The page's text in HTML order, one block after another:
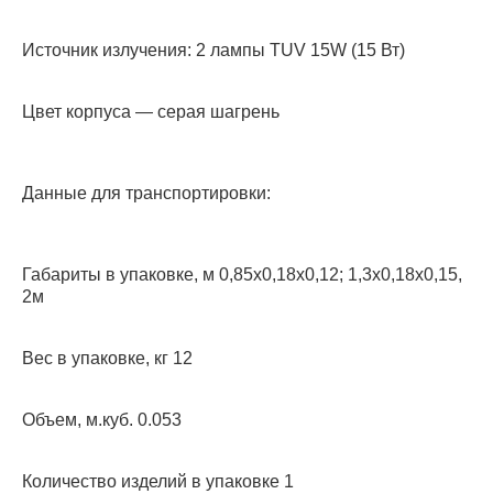
Источник излучения: 2 лампы TUV 15W (15 Вт)
Цвет корпуса — серая шагрень
Данные для транспортировки:
Габариты в упаковке, м 0,85х0,18х0,12; 1,3х0,18х0,15,
2м
Вес в упаковке, кг 12
Объем, м.куб. 0.053
Количество изделий в упаковке 1